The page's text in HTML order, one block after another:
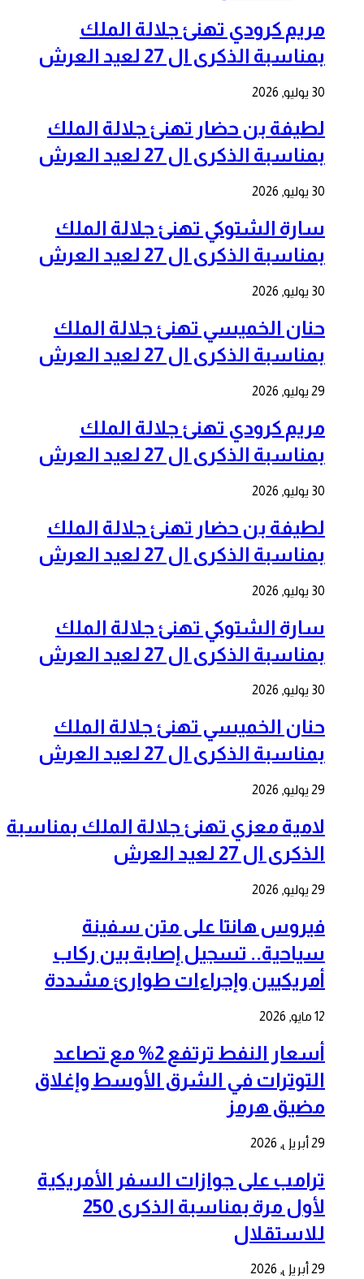
مريم كرودي تهنئ جلالة الملك
بمناسبة الذكرى ال 27 لعيد العرش
30 يوليو, 2026
لطيفة بن حضار تهنئ جلالة الملك
بمناسبة الذكرى ال 27 لعيد العرش
30 يوليو, 2026
سارة الشتوكي تهنئ جلالة الملك
بمناسبة الذكرى ال 27 لعيد العرش
30 يوليو, 2026
حنان الخميسي تهنئ جلالة الملك
بمناسبة الذكرى ال 27 لعيد العرش
29 يوليو, 2026
مريم كرودي تهنئ جلالة الملك
بمناسبة الذكرى ال 27 لعيد العرش
30 يوليو, 2026
لطيفة بن حضار تهنئ جلالة الملك
بمناسبة الذكرى ال 27 لعيد العرش
30 يوليو, 2026
سارة الشتوكي تهنئ جلالة الملك
بمناسبة الذكرى ال 27 لعيد العرش
30 يوليو, 2026
حنان الخميسي تهنئ جلالة الملك
بمناسبة الذكرى ال 27 لعيد العرش
29 يوليو, 2026
لامية معزي تهنئ جلالة الملك بمناسبة
الذكرى ال 27 لعيد العرش
29 يوليو, 2026
فيروس هانتا على متن سفينة
سياحية.. تسجيل إصابة بين ركاب
أمريكيين وإجراءات طوارئ مشددة
12 مايو, 2026
أسعار النفط ترتفع 2% مع تصاعد
التوترات في الشرق الأوسط وإغلاق
مضيق هرمز
29 أبريل, 2026
ترامب على جوازات السفر الأمريكية
لأول مرة بمناسبة الذكرى 250
للاستقلال
29 أبريل, 2026